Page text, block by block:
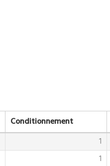
Conditionnement
1
1